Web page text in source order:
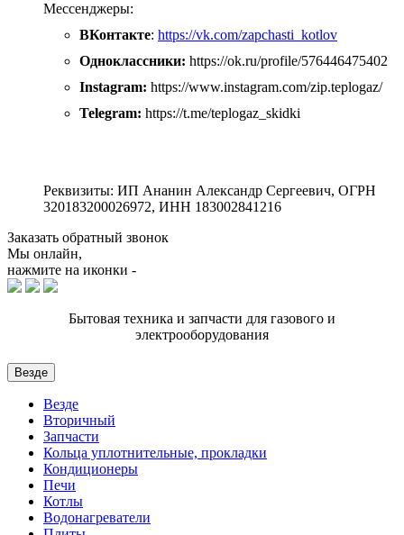
Мессенджеры:
ВКонтакте: https://vk.com/zapchasti_kotlov
Одноклассники: https://ok.ru/profile/576446475402
Instagram: https://www.instagram.com/zip.teplogaz/
Telegram: https://t.me/teplogaz_skidki
Реквизиты: ИП Ананин Александр Сергеевич, ОГРН
320183200026972, ИНН 183002841216
Заказать обратный звонок
Мы онлайн,
нажмите на иконки -
Бытовая техника и запчасти для газового и
электрооборудования
Везде
Везде
Вторичный
Запчасти
Кольца уплотнительные, прокладки
Кондиционеры
Печи
Котлы
Водонагреватели